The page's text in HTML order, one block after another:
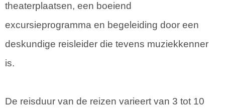
theaterplaatsen, een boeiend
excursieprogramma en begeleiding door een
deskundige reisleider die tevens muziekkenner
is.
De reisduur van de reizen varieert van 3 tot 10